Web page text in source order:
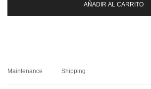
AÑADIR AL CARRITO
Maintenance Shipping